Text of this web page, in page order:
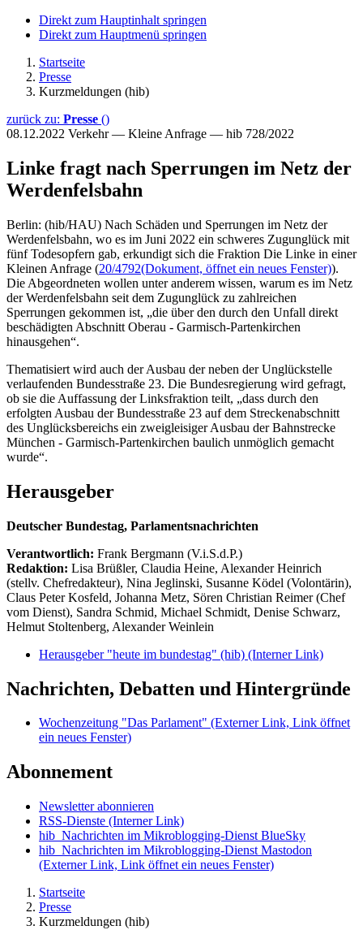
Direkt zum Hauptinhalt springen
Direkt zum Hauptmenü springen
Startseite
Presse
Kurzmeldungen (hib)
zurück zu: Presse ()
08.12.2022 Verkehr — Kleine Anfrage — hib 728/2022
Linke fragt nach Sperrungen im Netz der
Werdenfelsbahn
Berlin: (hib/HAU) Nach Schäden und Sperrungen im Netz der
Werdenfelsbahn, wo es im Juni 2022 ein schweres Zugunglück mit
fünf Todesopfern gab, erkundigt sich die Fraktion Die Linke in einer
Kleinen Anfrage (20/4792(Dokument, öffnet ein neues Fenster)).
Die Abgeordneten wollen unter anderem wissen, warum es im Netz
der Werdenfelsbahn seit dem Zugunglück zu zahlreichen
Sperrungen gekommen ist, „die über den durch den Unfall direkt
beschädigten Abschnitt Oberau - Garmisch-Partenkirchen
hinausgehen“.
Thematisiert wird auch der Ausbau der neben der Unglückstelle
verlaufenden Bundesstraße 23. Die Bundesregierung wird gefragt,
ob sie die Auffassung der Linksfraktion teilt, „dass durch den
erfolgten Ausbau der Bundesstraße 23 auf dem Streckenabschnitt
des Unglücksbereichs ein zweigleisiger Ausbau der Bahnstrecke
München - Garmisch-Partenkirchen baulich unmöglich gemacht
wurde“.
Herausgeber
Deutscher Bundestag, Parlamentsnachrichten
Verantwortlich: Frank Bergmann (V.i.S.d.P.)
Redaktion: Lisa Brüßler, Claudia Heine, Alexander Heinrich
(stellv. Chefredakteur), Nina Jeglinski, Susanne Ködel (Volontärin),
Claus Peter Kosfeld, Johanna Metz, Sören Christian Reimer (Chef
vom Dienst), Sandra Schmid, Michael Schmidt, Denise Schwarz,
Helmut Stoltenberg, Alexander Weinlein
Herausgeber "heute im bundestag" (hib) (Interner Link)
Nachrichten, Debatten und Hintergründe
Wochenzeitung "Das Parlament" (Externer Link, Link öffnet
ein neues Fenster)
Abonnement
Newsletter abonnieren
RSS-Dienste (Interner Link)
hib_Nachrichten im Mikroblogging-Dienst BlueSky
hib_Nachrichten im Mikroblogging-Dienst Mastodon
(Externer Link, Link öffnet ein neues Fenster)
Startseite
Presse
Kurzmeldungen (hib)